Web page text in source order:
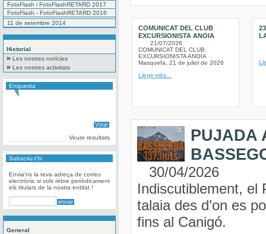
FotoFlash i FotoFlashRETARD 2017
FotoFlash - FotoFlashRETARD 2016
11 de setembre 2014
Historial
Les nostres notícies
Les nostres activitats
Enquesta
Veure resultats
Subscriu-t'hi
Envia'ns la teva adreça de correu
electrònic si vols rebre periòdicament
els titulars de la nostra entitat !
General
COMUNICAT DEL CLUB
EXCURSIONISTA ANOIA
21/07/2026
COMUNICAT DEL CLUB
EXCURSIONISTA ANOIA
Masquefa, 21 de juliol de 2026
Llegir més...
PUJADA
30/04/2026
Indiscutiblement, el
talaia des d’on es
fins al Canigó.